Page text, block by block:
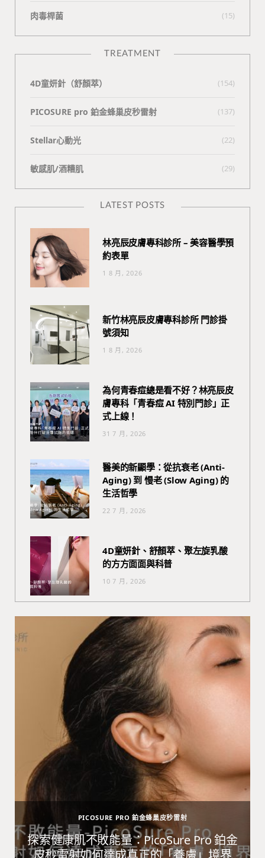
肉毒桿菌 (15)
TREATMENT
4D童妍針（舒顏萃） (154)
PICOSURE pro 鉑金蜂巢皮秒雷射 (137)
Stellar心動光 (22)
敏感肌/酒糟肌 (29)
LATEST POSTS
林亮辰皮膚專科診所 – 美容醫學預
約表單
1 8 月, 2026
新竹林亮辰皮膚專科診所 門診掛
號須知
1 8 月, 2026
為何青春痘總是看不好？林亮辰皮
膚專科「青春痘 AI 特別門診」正
式上線！
31 7 月, 2026
醫美的新顯學：從抗衰老 (Anti-
Aging) 到 慢老 (Slow Aging) 的
生活哲學
22 7 月, 2026
4D童妍針、舒顏萃、聚左旋乳酸
的方方面面與科普
10 7 月, 2026
PICOSURE PRO 鉑金蜂巢皮秒雷射
探索健康肌不敗能量：PicoSure Pro 鉑金
皮秒雷射如何達成真正的「養膚」境界